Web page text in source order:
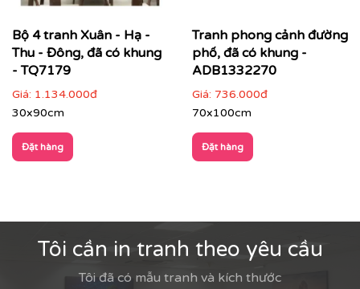
Tăng độ bám mực, cho hình ảnh sắc nét, sống
Bộ 4 tranh Xuân - Hạ -
Thu - Đông, đã có khung
- TQ7179
Giá: 1.134.000đ
30x90cm
Đặt hàng
Tranh phong cảnh đường
phố, đã có khung -
ADB1332270
Giá: 736.000đ
70x100cm
Đặt hàng
Tôi cần in tranh theo yêu cầu
Tôi đã có mẫu tranh và kích thước